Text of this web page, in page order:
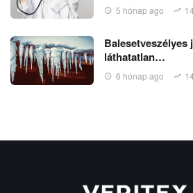
5 hónap ago 14
Balesetveszélyes
láthatatlan…
6 hónap ago 14